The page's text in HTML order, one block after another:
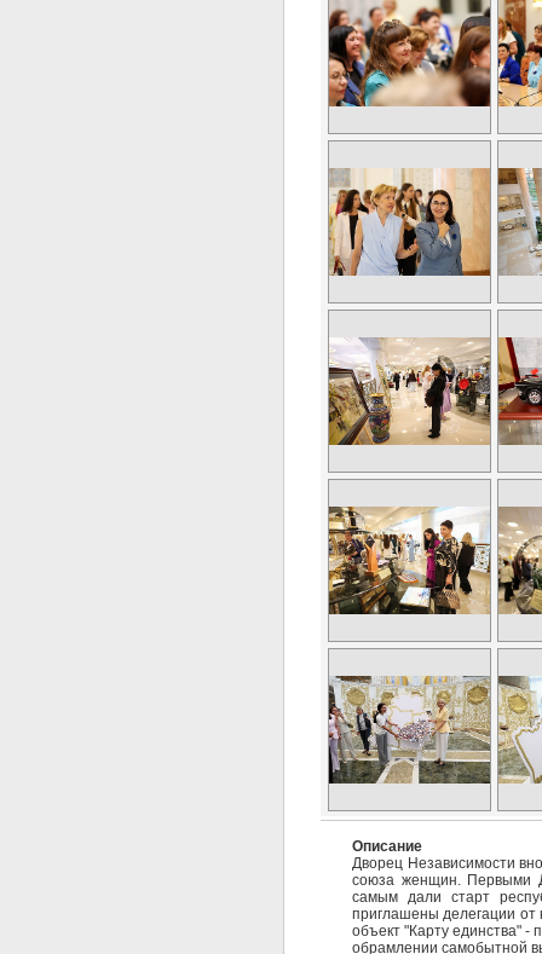
Описание
Дворец Независимости
союза женщин. Первыми
самым дали старт
приглашены делегации от
объект "Карту единства"
обрамлении самобытной